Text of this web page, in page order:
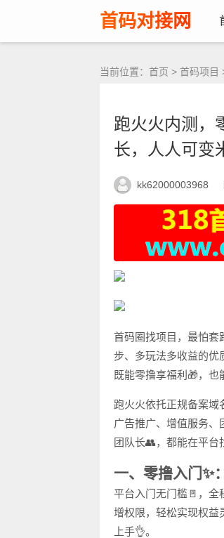
首码对接网
当前位置： 首页 > 首码项目
跑火火内测，
长，人人可变
kk62000003968
首码圈找项目，最怕套
步、多玩法多收益的
既能零撸享福利🎁，也
跑火火依托正规备案域
广告推广、增值服务、
团队长👥，都能在平台
一、零撸入门✨
平台入门无门槛🚪，全
增权限，轻松实现权益
上手👌。